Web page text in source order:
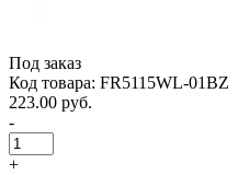
Под заказ
Код товара: FR5115WL-01BZ
223.00 руб.
-
+